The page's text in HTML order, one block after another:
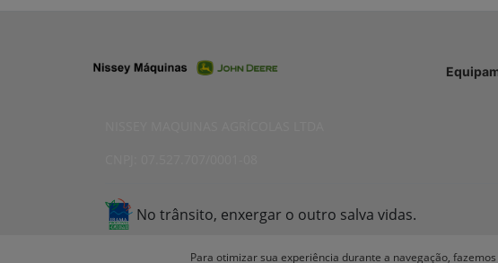
No trânsito, enxergar o outro salva vidas.
Para otimizar sua experiência durante a navegação,